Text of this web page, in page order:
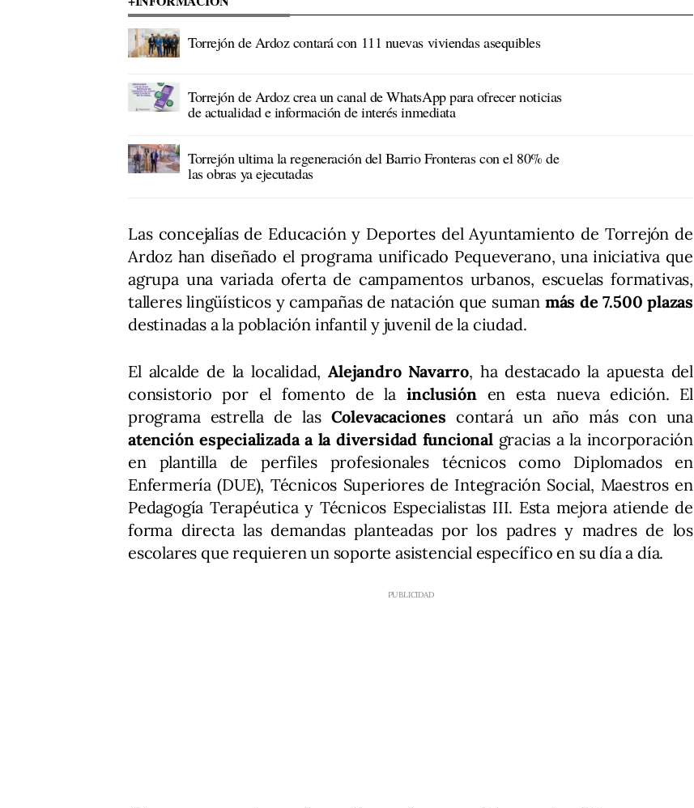
Torrejón de Ardoz contará con 111 nuevas viviendas asequibles
Torrejón de Ardoz crea un canal de WhatsApp para ofrecer noticias
de actualidad e información de interés inmediata
Torrejón ultima la regeneración del Barrio Fronteras con el 80% de
las obras ya ejecutadas
Las concejalías de Educación y Deportes del Ayuntamiento de Torrejón de
Ardoz han diseñado el programa unificado Pequeverano, una iniciativa que
agrupa una variada oferta de campamentos urbanos, escuelas formativas,
talleres lingüísticos y campañas de natación que suman más de 7.500 plazas
destinadas a la población infantil y juvenil de la ciudad.
El alcalde de la localidad,Alejandro Navarro, ha destacado la apuesta del
consistorio por el fomento de la inclusión en esta nueva edición. El
programa estrella de las Colevacacionescontará un año más con una
atención especializada a la diversidad funcionalgracias a la incorporación
en plantilla de perfiles profesionales técnicos como Diplomados en
Enfermería (DUE), Técnicos Superiores de Integración Social, Maestros en
Pedagogía Terapéutica y Técnicos Especialistas III. Esta mejora atiende de
forma directa las demandas planteadas por los padres y madres de los
escolares que requieren un soporte asistencial específico en su día a día.